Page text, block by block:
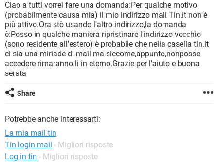
TIKTOK FACEBOOK
HARDWARE
INSTAGRAM WHATSAPP
TIKTOK FACEBOOK
HARDWARE
INTRATTENIMENTO ANDROID
iOS WINDOWS 10
INSTAGRAM WHATSAPP
TIKTOK FACEBOOK
HARDWARE
Ciao a tutti vorrei fare una domanda:Per qualche motivo
(probabilmente causa mia) il mio indirizzo mail Tin.it non è
più attivo.Ora stò usando l'altro indirizzo,la domanda
è:Posso in qualche maniera ripristinare l'indirizzo vecchio
(sono residente all'estero) è probabile che nella casella tin.it
ci sia una miriade di mail ma siccome,appunto,nonposso
accedere rimaranno li in eterno.Grazie per l'aiuto e buona
serata
Share
Potrebbe anche interessarti:
La mia mail tin
Tin login mail - Migliori risposte
Log in tin - Migliori risposte